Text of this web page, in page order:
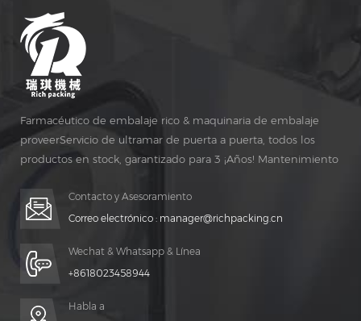
Farmacéutico de embalaje rico & maquinaria de embalaje
proveerServicio de ultramar de puerta a puerta, todos los
productos en stock, garantizado para 3 ¡Años! Mantenimiento
Contacto y Asesoramiento
Correo electrónico : manager@richpacking.cn
Wechat & Whatsapp & Línea
+8618023458944
Habla a